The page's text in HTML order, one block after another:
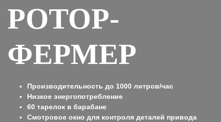
РОТОР-
ФЕРМЕР
Производительность до 1000 литров/час
Низкое энергопотребление
60 тарелок в барабане
Смотровое окно для контроля деталей привода